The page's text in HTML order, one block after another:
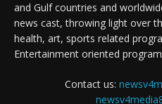
and Gulf countries and
news cast, throwing light over
health, art, sports related
Entertainment oriented
Contact us: